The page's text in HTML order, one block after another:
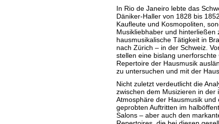
In Rio de Janeiro lebte das
Däniker-Haller von 1828 bis
Kaufleute und Kosmopoliten,
Musikliebhaber und
hausmusikalische Tätigkeit in
nach Zürich – in der Schweiz.
stellen eine bislang
Repertoire der Hausmusik
zu untersuchen und mit der
Nicht zuletzt verdeutlicht die
zwischen dem Musizieren in der
Atmosphäre der Hausmusik
geprobten Auftritten im
Salons – aber auch den